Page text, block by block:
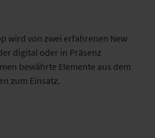
wird von zwei erfahrenen New
digital oder in Präsenz
bewährte Elemente aus dem
zum Einsatz.